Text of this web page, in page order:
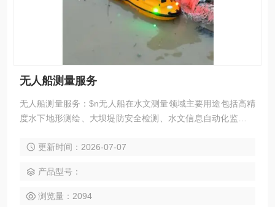
无人船测量服务
无人船测量服务：$n无人船在水文测量领域主要用途包括高精
度水下地形测绘、大坝堤防安全检测、水文信息自动化监测、
更新时间：2026-07-07
产品型号：
浏览量：2094